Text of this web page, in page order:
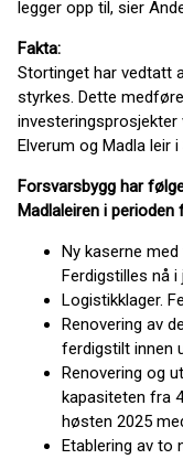
legger opp til, sier
Fakta:
Stortinget har vedtatt
styrkes. Dette
investeringsprosjekter
Elverum og Madla leir
Forsvarsbygg har
Madlaleiren i
Ny kaserne
Ferdigstilles nå i
Logistikklager.
Renovering av
ferdigstilt innen
Renovering og
kapasiteten fra
høsten 2025
Etablering av to